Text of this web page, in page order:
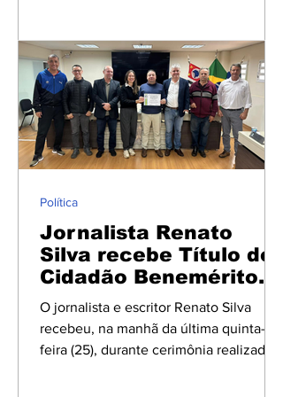
repercussão após o pré-candidato a
deputado federal por Ribeirão Preto,
conhecido nas redes sociais como
Hagara do Pão de Queijo, comparecer à
sede da Prefeitura afirmando ter
recebido prints de conversas,
comprovantes de transferências via PIX
e outros documentos relacionados à
Jornalista Renato
Silva recebe Título de
Cidadão Benemérito
em Jardinópolis
O jornalista e escritor Renato Silva
recebeu, na manhã da última quinta-
feira (25), durante cerimônia realizada
Política